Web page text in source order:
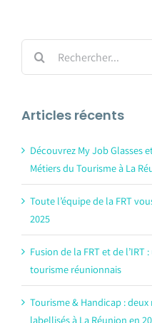
Articles récents
Découvrez My Job Glasses
Métiers du Tourisme à La
Toute l’équipe de la FRT
2025
Fusion de la FRT et de
tourisme réunionnais
Tourisme & Handicap :
labellisés à La Réunion en